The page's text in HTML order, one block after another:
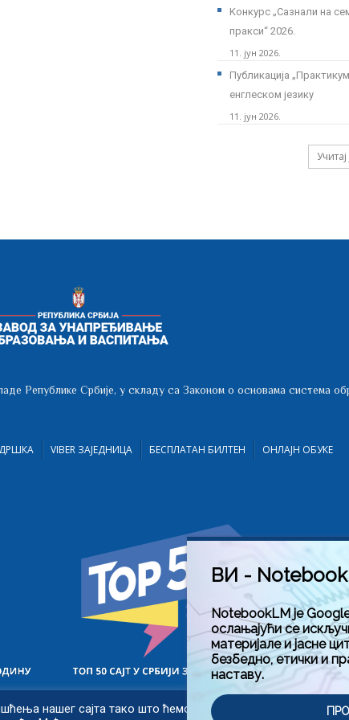
Kонкурс „Сазнали на
пракси“ 2026.
11. јун 2026.
Публикација
енглеском језику
11. јун 2026.
Републике Србије, у складу са Законом о основама система
VIBER ЗАЈЕДНИЦА БЕСПЛАТАН БИЛТЕН ОНЛАЈН ОБУКЕ
нашег сајта тако што ћемо запамтити
ВИ -
NotebookLM је
ослањајући се
материјале и јасне
безбедно, етички и
наставу.